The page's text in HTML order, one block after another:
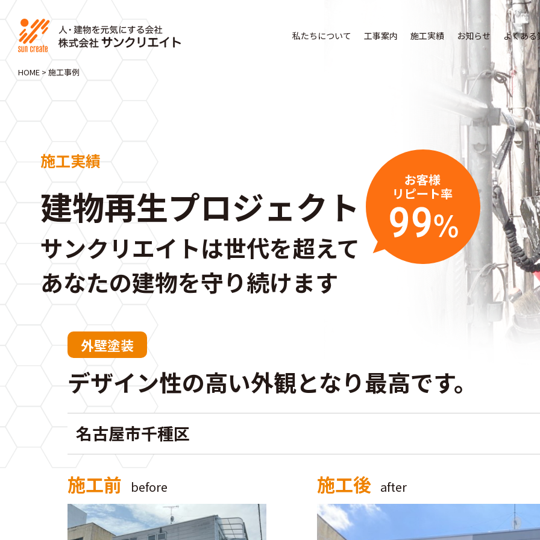
私たちについて 工事案内 施工実績 お知らせ よくある
HOME > 施工事例
施工実績
建物再生プロジェクト
サンクリエイトは世代を超えて
あなたの建物を守り続けます
外壁塗装
デザイン性の高い外観となり最高です。
名古屋市千種区
施工前 before 施工後 after